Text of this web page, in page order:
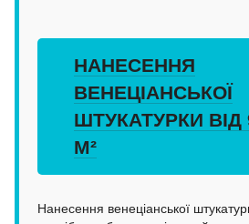
НАНЕСЕННЯ
ВЕНЕЦІАНСЬКОЇ
ШТУКАТУРКИ ВІД
М²
Нанесення венеціанської